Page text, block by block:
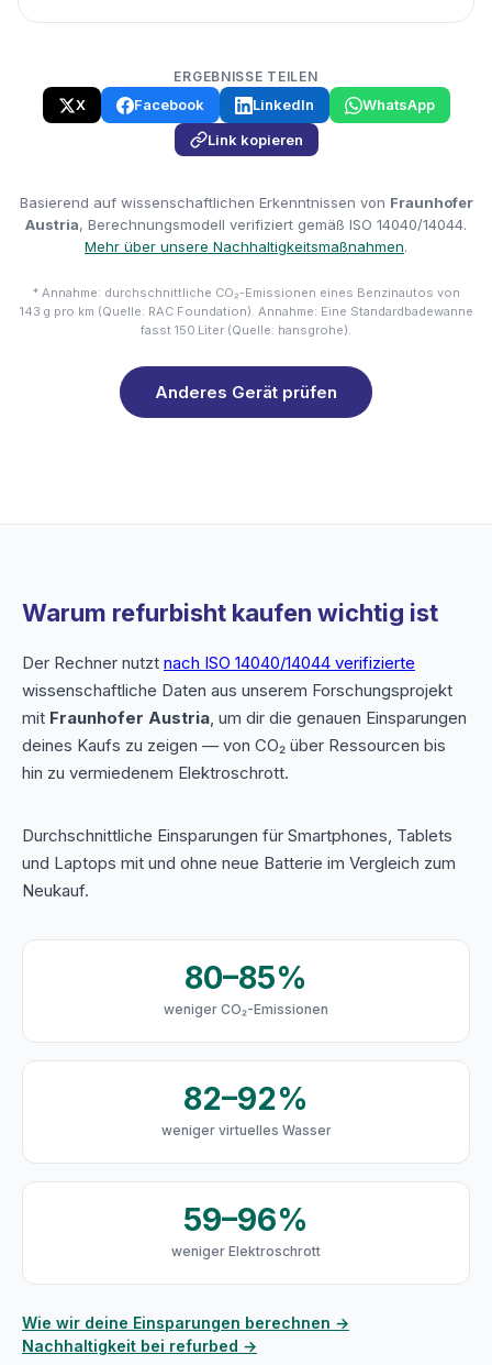
ERGEBNISSE TEILEN
X Facebook LinkedIn
WhatsApp
Link kopieren
Basierend auf wissenschaftlichen Erkenntnissen von Fraunhofer
Austria, Berechnungsmodell verifiziert gemäß ISO 14040/14044.
Mehr über unsere Nachhaltigkeitsmaßnahmen.
* Annahme: durchschnittliche CO₂-Emissionen eines Benzinautos von
143 g pro km (Quelle: RAC Foundation). Annahme: Eine Standardbadewanne
fasst 150 Liter (Quelle: hansgrohe).
Anderes Gerät prüfen
Warum refurbisht kaufen wichtig ist
Der Rechner nutzt nach ISO 14040/14044 verifizierte
wissenschaftliche Daten aus unserem Forschungsprojekt
mit Fraunhofer Austria, um dir die genauen Einsparungen
deines Kaufs zu zeigen — von CO₂ über Ressourcen bis
hin zu vermiedenem Elektroschrott.
Durchschnittliche Einsparungen für Smartphones, Tablets
und Laptops mit und ohne neue Batterie im Vergleich zum
Neukauf.
80–85%
weniger CO₂-Emissionen
82–92%
weniger virtuelles Wasser
59–96%
weniger Elektroschrott
Wie wir deine Einsparungen berechnen →
Nachhaltigkeit bei refurbed →